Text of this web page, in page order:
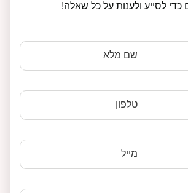
לסייע ולענות על כל שאלה!
שם מלא
טלפון
מייל